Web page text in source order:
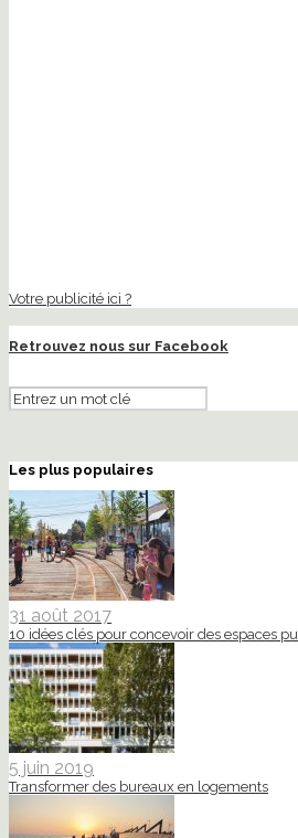
Votre publicité ici ?
Retrouvez nous sur Facebook
Les plus populaires
31 août 2017
10 idées clés pour concevoir des espaces
5 juin 2019
Transformer des bureaux en logements